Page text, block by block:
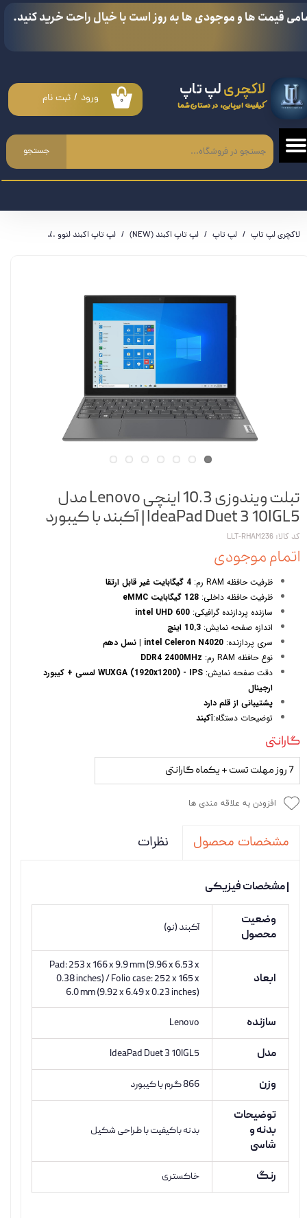
لاکچریلپ تاپ
کیفیت اروپایی، در دستان شما
جستجو
۰ ورود / ثبت نام
حساب کاربری من
سفارشات
خروج از حساب کاربری
قیمت ها و موجودی ها به روز است با خیال راحت خرید کنید.
لاکچری لپ تاپ لپ تاپ لپ تاپ اکبند (NEW) لپ تاپ اکبند لنوو
تبلت ویندوزی 10.3 اینچی Lenovo مدل
IdeaPad Duet 3 10IGL5 | آکبند با کیبورد
کد کالا: LLT-RHAM236
اتمام موجودی
ظرفیت حافظه RAM رم:
4 گیگابایت غیر قابل ارتقا
ظرفیت حافظه داخلی: 128 گیگابایت eMMC
سازنده پردازنده گرافیکی: intel UHD 600
اندازه صفحه نمایش: 10.3 اینچ
سری پردازنده: intel Celeron N4020 | نسل دهم
نوع حافظه RAM رم:
DDR4 2400MHz
دقت صفحه نمایش:
WUXGA (1920x1200) - IPS لمسی + کیبورد
ارجینال
پشتیبانی از قلم دارد
توضیحات دستگاه:آکبند
گارانتی
7 روز مهلت تست + یکماه گارانتی
افزودن به علاقه مندی ها
مشخصات محصول نظرات
| مشخصات فیزیکی
وضعیت
محصول
آکبند (نو)
ابعاد
Pad: 253 x 166 x 9.9 mm (9.96 x 6.53 x
0.38 inches) / Folio case: 252 x 165 x
6.0 mm (9.92 x 6.49 x 0.23 inches)
سازنده Lenovo
مدل IdeaPad Duet 3 10IGL5
وزن 866 گرم با کیبورد
توضیحات
بدنه و
شاسی
بدنه باکیفیت با طراحی شکیل
رنگ خاکستری